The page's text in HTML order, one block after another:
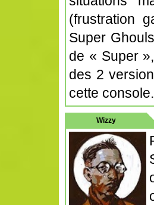
(frustration
Super
de « Super
des 2
cette console.
Wizzy